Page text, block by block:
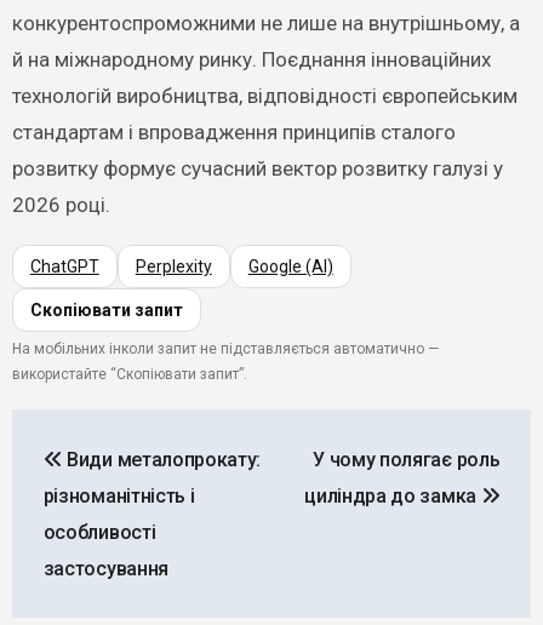
конкурентоспроможними не лише на внутрішньому, а
й на міжнародному ринку. Поєднання інноваційних
технологій виробництва, відповідності європейським
стандартам і впровадження принципів сталого
розвитку формує сучасний вектор розвитку галузі у
2026 році.
ChatGPT Perplexity Google (AI)
Скопіювати запит
На мобільних інколи запит не підставляється автоматично —
використайте “Скопіювати запит”.
записів
Види металопрокату:
різноманітність і
особливості
застосування
У чому полягає роль
циліндра до замка